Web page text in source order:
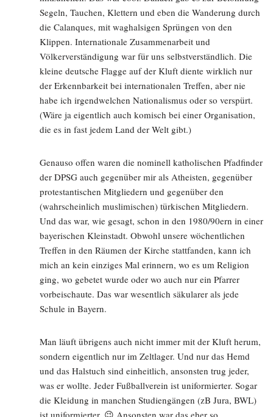
Segeln, Tauchen, Klettern und eben die Wanderung durch
die Calanques, mit waghalsigen Sprüngen von den
Klippen. Internationale Zusammenarbeit und
Völkerverständigung war für uns selbstverständlich. Die
kleine deutsche Flagge auf der Kluft diente wirklich nur
der Erkennbarkeit bei internationalen Treffen, aber nie
habe ich irgendwelchen Nationalismus oder so verspürt.
(Wäre ja eigentlich auch komisch bei einer Organisation,
die es in fast jedem Land der Welt gibt.)
Genauso offen waren die nominell katholischen Pfadfinder
der DPSG auch gegenüber mir als Atheisten, gegenüber
protestantischen Mitgliedern und gegenüber den
(wahrscheinlich muslimischen) türkischen Mitgliedern.
Und das war, wie gesagt, schon in den 1980/90ern in einer
bayerischen Kleinstadt. Obwohl unsere wöchentlichen
Treffen in den Räumen der Kirche stattfanden, kann ich
mich an kein einziges Mal erinnern, wo es um Religion
ging, wo gebetet wurde oder wo auch nur ein Pfarrer
vorbeischaute. Das war wesentlich säkularer als jede
Schule in Bayern.
Man läuft übrigens auch nicht immer mit der Kluft herum,
sondern eigentlich nur im Zeltlager. Und nur das Hemd
und das Halstuch sind einheitlich, ansonsten trug jeder,
was er wollte. Jeder Fußballverein ist uniformierter. Sogar
die Kleidung in manchen Studiengängen (zB Jura, BWL)
ist uniformierter. 😉 Ansonsten war das eher so